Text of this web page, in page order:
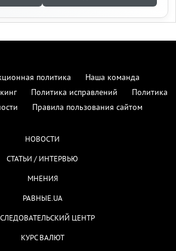
политика
Наша команда
Политика исправлений
Политика
Правила пользования сайтом
НОВОСТИ
СТАТЬИ / ИНТЕРВЬЮ
МНЕНИЯ
РАВНЫЕ.UA
ЦЕНТР
КУРС ВАЛЮТ